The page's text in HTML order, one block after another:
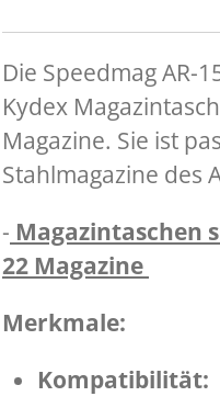
Die Speedmag AR-
Kydex
Magazine. Sie ist
Stahlmagazine des
- Magazintaschen
22 Magazine
Merkmale:
Kompatibilität: